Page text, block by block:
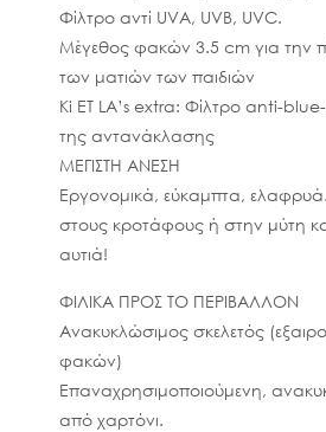
Φίλτρο αντί UVA, UVB, UVC.
Μέγεθος φακών 3.5 cm για την
των ματιών των παιδιών
Ki ET LA’s extra: Φίλτρο anti-
της αντανάκλασης
ΜΕΓΙΣΤΗ ΑΝΕΣΗ
Εργονομικά, εύκαμπτα,
στους κροτάφους ή στην μύτη
αυτιά!
ΦΙΛΙΚΑ ΠΡΟΣ ΤΟ ΠΕΡΙΒΑΛΛΟΝ
Ανακυκλώσιμος σκελετός
φακών)
Επαναχρησιμοποιούμενη,
από χαρτόνι.